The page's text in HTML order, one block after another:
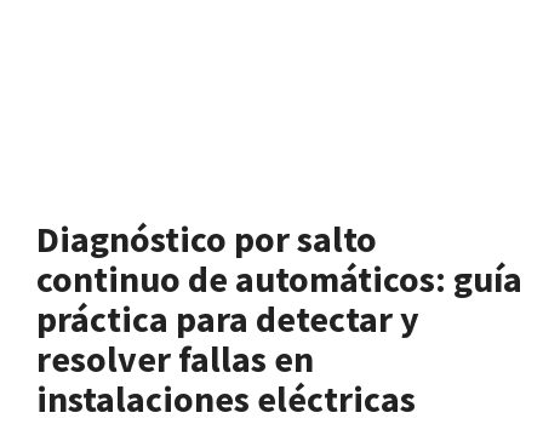
Diagnóstico por salto
continuo de automáticos: guía
práctica para detectar y
resolver fallas en
instalaciones eléctricas